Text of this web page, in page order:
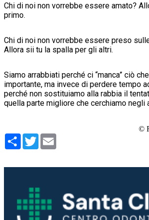
Chi di noi non vorrebbe essere amato?
primo.
Chi di noi non vorrebbe essere preso
Allora sii tu la spalla per gli altri.
Siamo arrabbiati perché ci “manca” ciò
importante, ma invece di perdere tempo
perché non sostituiamo alla rabbia il
quella parte migliore che cerchiamo negli
©
Condividi
Twitter